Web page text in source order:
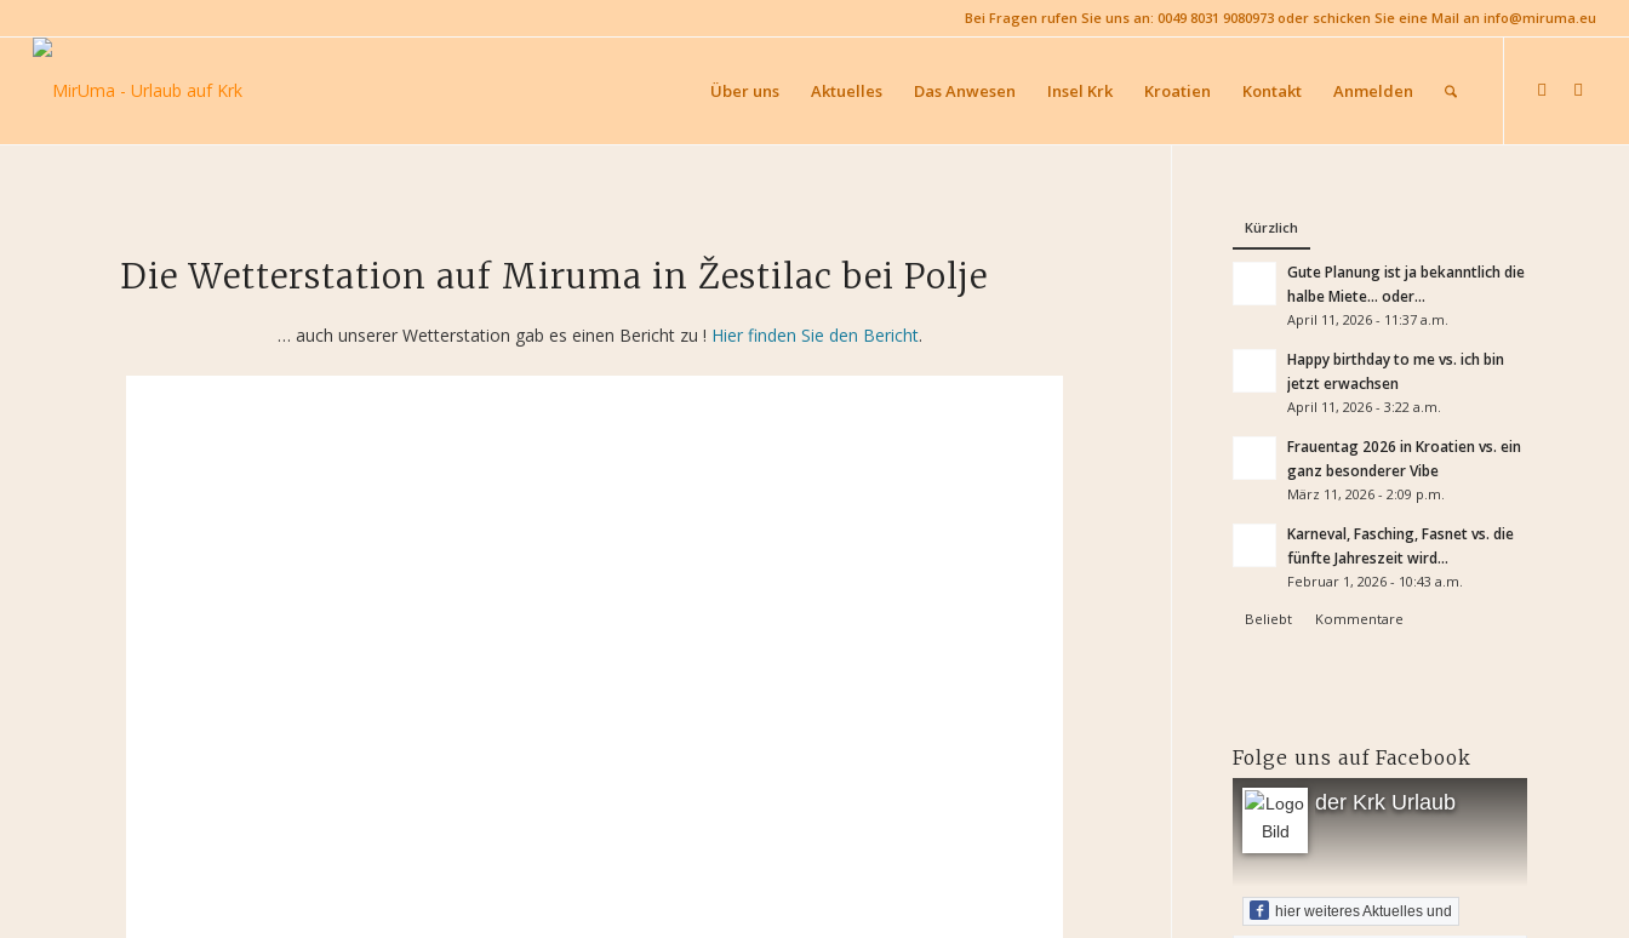
Bei Fragen rufen Sie uns an: 0049 8031 9080973 oder schicken Sie eine Mail an info@miruma.eu
Über uns Aktuelles Das Anwesen Insel Krk Kroatien Kontakt Anmelden
Die Wetterstation auf Miruma in Žestilac bei Polje
… auch unserer Wetterstation gab es einen Bericht zu ! Hier finden Sie den Bericht.
Kürzlich
Gute Planung ist ja bekanntlich die
halbe Miete… oder...
April 11, 2026 - 11:37 a.m.
Happy birthday to me vs. ich bin
jetzt erwachsen
April 11, 2026 - 3:22 a.m.
Frauentag 2026 in Kroatien vs. ein
ganz besonderer Vibe
März 11, 2026 - 2:09 p.m.
Karneval, Fasching, Fasnet vs. die
fünfte Jahreszeit wird...
Februar 1, 2026 - 10:43 a.m.
Beliebt Kommentare
Folge uns auf Facebook
der Krk Urlaub
hier weiteres Aktuelles und